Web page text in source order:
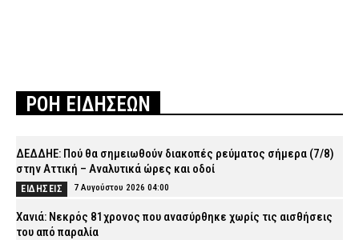
ΡΟΗ ΕΙΔΗΣΕΩΝ
ΔΕΔΔΗΕ: Πού θα σημειωθούν διακοπές ρεύματος σήμερα (7/8)
στην Αττική – Αναλυτικά ώρες και οδοί
ΕΙΔΗΣΕΙΣ 7 Αυγούστου 2026 04:00
Χανιά: Νεκρός 81χρονος που ανασύρθηκε χωρίς τις αισθήσεις
του από παραλία